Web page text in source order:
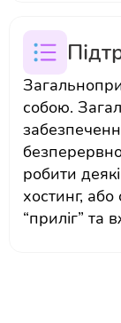
собою.
робити
хостинг,
“приліг” та